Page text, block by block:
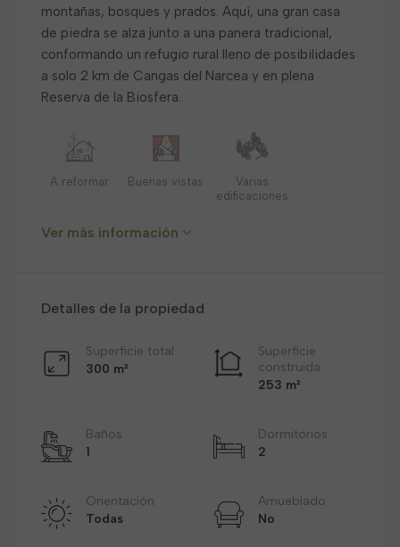
montañas, bosques y prados. Aquí, una gran casa
de piedra se alza junto a una panera tradicional,
conformando un refugio rural lleno de posibilidades
a solo 2 km de Cangas del Narcea y en plena
Reserva de la Biosfera.
A reformar Buenas vistas
Varias
edificaciones
Ver más información
Detalles de la propiedad
Superficie total
300 m²
Superficie
construida
253 m²
Baños
1
Dormitorios
2
Orientación
Todas
Amueblado
No